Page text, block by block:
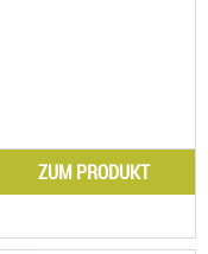
ZUM PRODUKT